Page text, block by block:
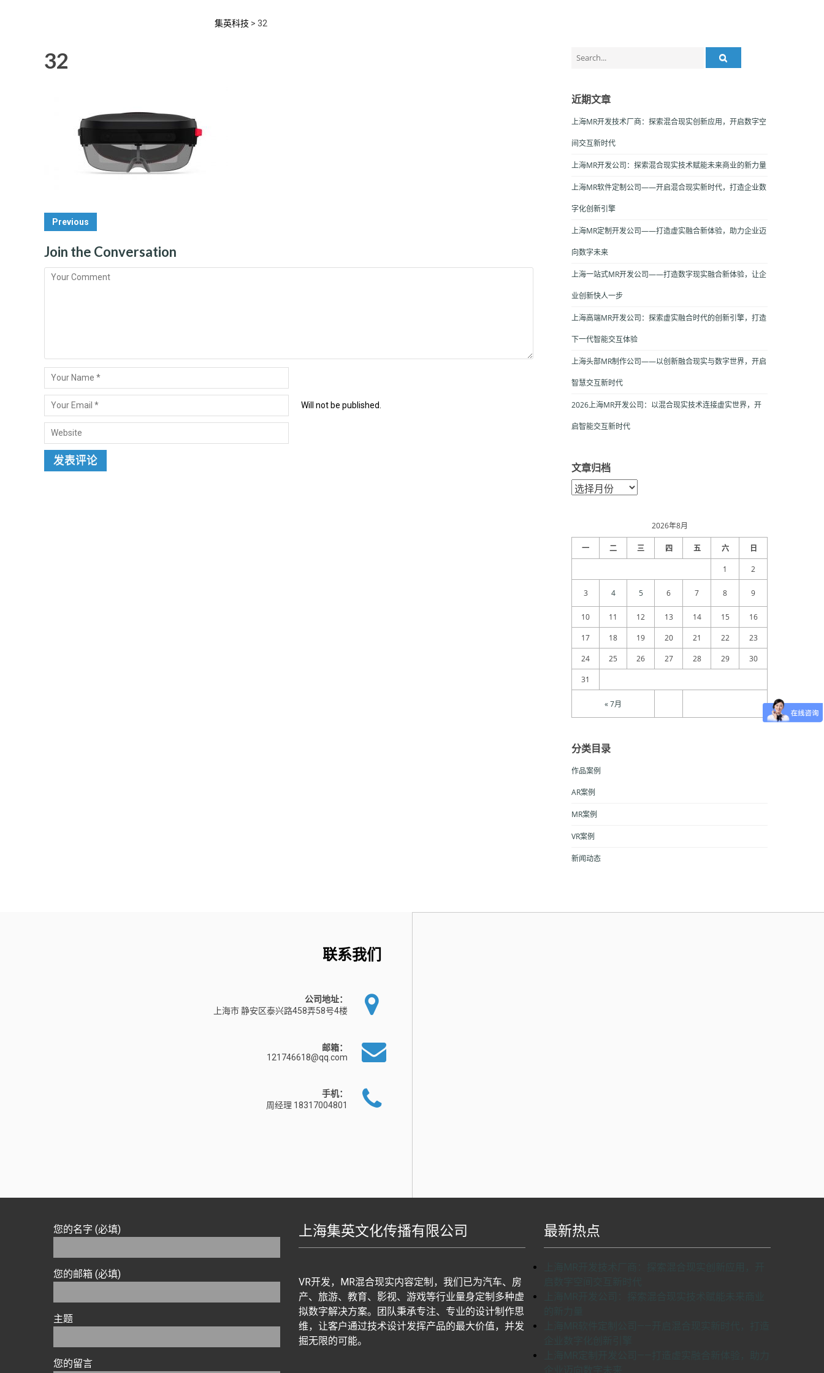
集英科技 > 32
32
Post
Navigation
Previous
Join the Conversation
Will not be published.
for:
近期文章
上海MR开发技术厂商：探索混合现实创新应用，开启数字空
间交互新时代
上海MR开发公司：探索混合现实技术赋能未来商业的新力量
上海MR软件定制公司——开启混合现实新时代，打造企业数
字化创新引擎
上海MR定制开发公司——打造虚实融合新体验，助力企业迈
向数字未来
上海一站式MR开发公司——打造数字现实融合新体验，让企
业创新快人一步
上海高端MR开发公司：探索虚实融合时代的创新引擎，打造
下一代智能交互体验
上海头部MR制作公司——以创新融合现实与数字世界，开启
智慧交互新时代
2026上海MR开发公司：以混合现实技术连接虚实世界，开
启智能交互新时代
文章归档
文
章
2026年8月
一 二 三 四 五 六 日
« 7月
1 2
3 4 5 6 7 8 9
10 11 12 13 14 15
16
17
18 19 20 21 22
23
24
25 26 27 28 29
30
31
分类目录
作品案例
AR案例
MR案例
VR案例
新闻动态
联系我们
公司地址：
上海市 静安区泰兴路458弄58号4楼
邮箱：
121746618@qq.com
手机：
周经理 18317004801
您的名字 (必填)
您的邮箱 (必填)
主题
您的留言
上海集英文化传播有限公司
VR开发，MR混合现实内容定制，我们已为汽车、房
产、旅游、教育、影视、游戏等行业量身定制多种虚
拟数字解决方案。团队秉承专注、专业的设计制作思
维，让客户通过技术设计发挥产品的最大价值，并发
掘无限的可能。
最新热点